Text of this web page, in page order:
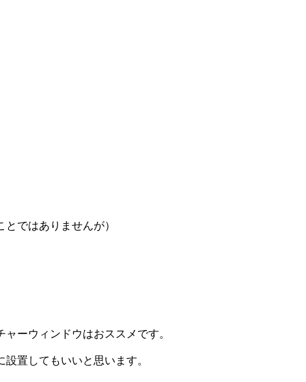
ではありませんが）
ーウィンドウはおススメです。
置してもいいと思います。